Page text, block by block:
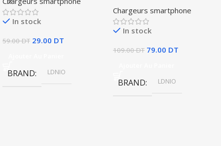
In stock
59.00DT 29.00 DT
BRAND LDNIO
Chargeurs smartphone
In stock
109.00DT 79.00 DT
BRAND LDNIO